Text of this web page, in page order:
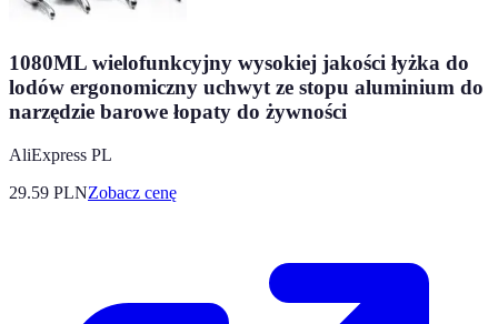
1080ML wielofunkcyjny wysokiej jakości łyżka do
lodów ergonomiczny uchwyt ze stopu aluminium do
narzędzie barowe łopaty do żywności
AliExpress PL
29.59 PLNZobacz cenę